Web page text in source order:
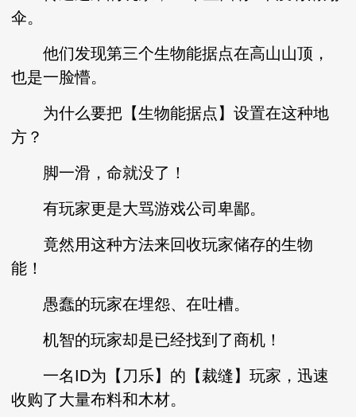
伞。
他们发现第三个生物能据点在高山山顶，
也是一脸懵。
为什么要把【生物能据点】设置在这种地
方？
脚一滑，命就没了！
有玩家更是大骂游戏公司卑鄙。
竟然用这种方法来回收玩家储存的生物
能！
愚蠢的玩家在埋怨、在吐槽。
机智的玩家却是已经找到了商机！
一名ID为【刀乐】的【裁缝】玩家，迅速
收购了大量布料和木材。